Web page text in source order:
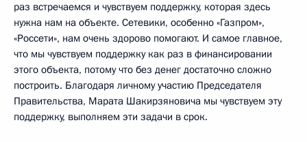
раз встречаемся и чувствуем поддержку, которая здесь
нужна нам на объекте. Сетевики, особенно «Газпром»,
«Россети», нам очень здорово помогают. И самое главное,
что мы чувствуем поддержку как раз в финансировании
этого объекта, потому что без денег достаточно сложно
построить. Благодаря личному участию Председателя
Правительства, Марата Шакирзяновича мы чувствуем эту
поддержку, выполняем эти задачи в срок.